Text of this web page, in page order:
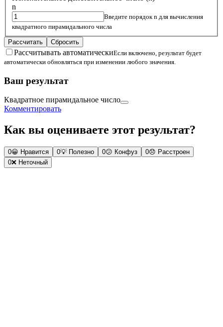
n
Введите порядок n для вычисления
квадратного пирамидального числа
Рассчитать Сбросить
Рассчитывать автоматическиЕсли включено, результат будет
автоматически обновляться при изменении любого значения.
Ваш результат
Квадратное пирамидальное число
Комментировать
Как вы оцениваете этот результат?
0😀 Нравится 0💡 Полезно 0😕 Конфуз 0😞 Расстроен
0❌ Неточный